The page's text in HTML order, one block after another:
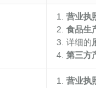
1. 营业执
2. 食品生
3. 详细的
4. 第三方
1. 营业执